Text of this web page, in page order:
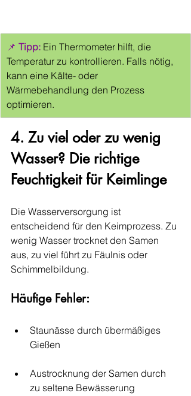
📌 Tipp: Ein Thermometer hilft, die
Temperatur zu kontrollieren. Falls nötig,
kann eine Kälte- oder
Wärmebehandlung den Prozess
optimieren.
4. Zu viel oder zu wenig
Wasser? Die richtige
Feuchtigkeit für Keimlinge
Die Wasserversorgung ist
entscheidend für den Keimprozess. Zu
wenig Wasser trocknet den Samen
aus, zu viel führt zu Fäulnis oder
Schimmelbildung.
Häufige Fehler:
Staunässe durch übermäßiges
Gießen
Austrocknung der Samen durch
zu seltene Bewässerung